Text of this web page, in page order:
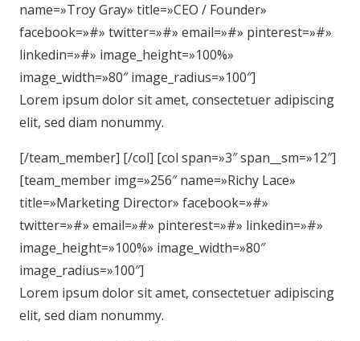
name=»Troy Gray» title=»CEO / Founder»
facebook=»#» twitter=»#» email=»#» pinterest=»#»
linkedin=»#» image_height=»100%»
image_width=»80″ image_radius=»100″]
Lorem ipsum dolor sit amet, consectetuer adipiscing
elit, sed diam nonummy.
[/team_member] [/col] [col span=»3″ span__sm=»12″]
[team_member img=»256″ name=»Richy Lace»
title=»Marketing Director» facebook=»#»
twitter=»#» email=»#» pinterest=»#» linkedin=»#»
image_height=»100%» image_width=»80″
image_radius=»100″]
Lorem ipsum dolor sit amet, consectetuer adipiscing
elit, sed diam nonummy.